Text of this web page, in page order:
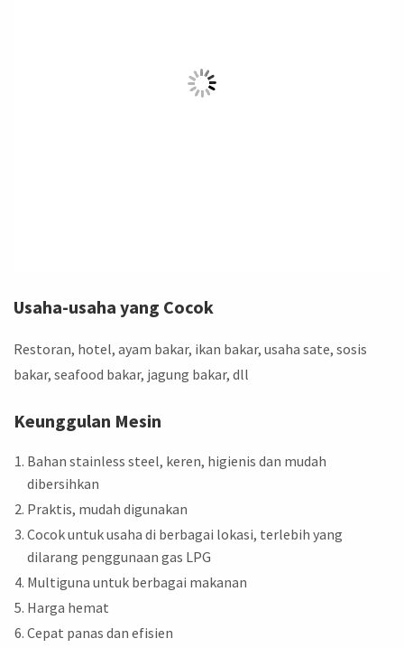
Usaha-usaha yang Cocok
Restoran, hotel, ayam bakar, ikan bakar, usaha sate, sosis
bakar, seafood bakar, jagung bakar, dll
Keunggulan Mesin
Bahan stainless steel, keren, higienis dan mudah
dibersihkan
Praktis, mudah digunakan
Cocok untuk usaha di berbagai lokasi, terlebih yang
dilarang penggunaan gas LPG
Multiguna untuk berbagai makanan
Harga hemat
Cepat panas dan efisien